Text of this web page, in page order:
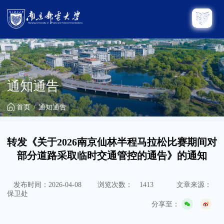
通知通告
首页 通知通告
转发《关于2026南京仙林半程马拉松比赛期间对
部分道路采取临时交通管控的通告》的通知
发布时间：2026-04-08 浏览次数： 1413
文章来源：
保卫处
分享至：